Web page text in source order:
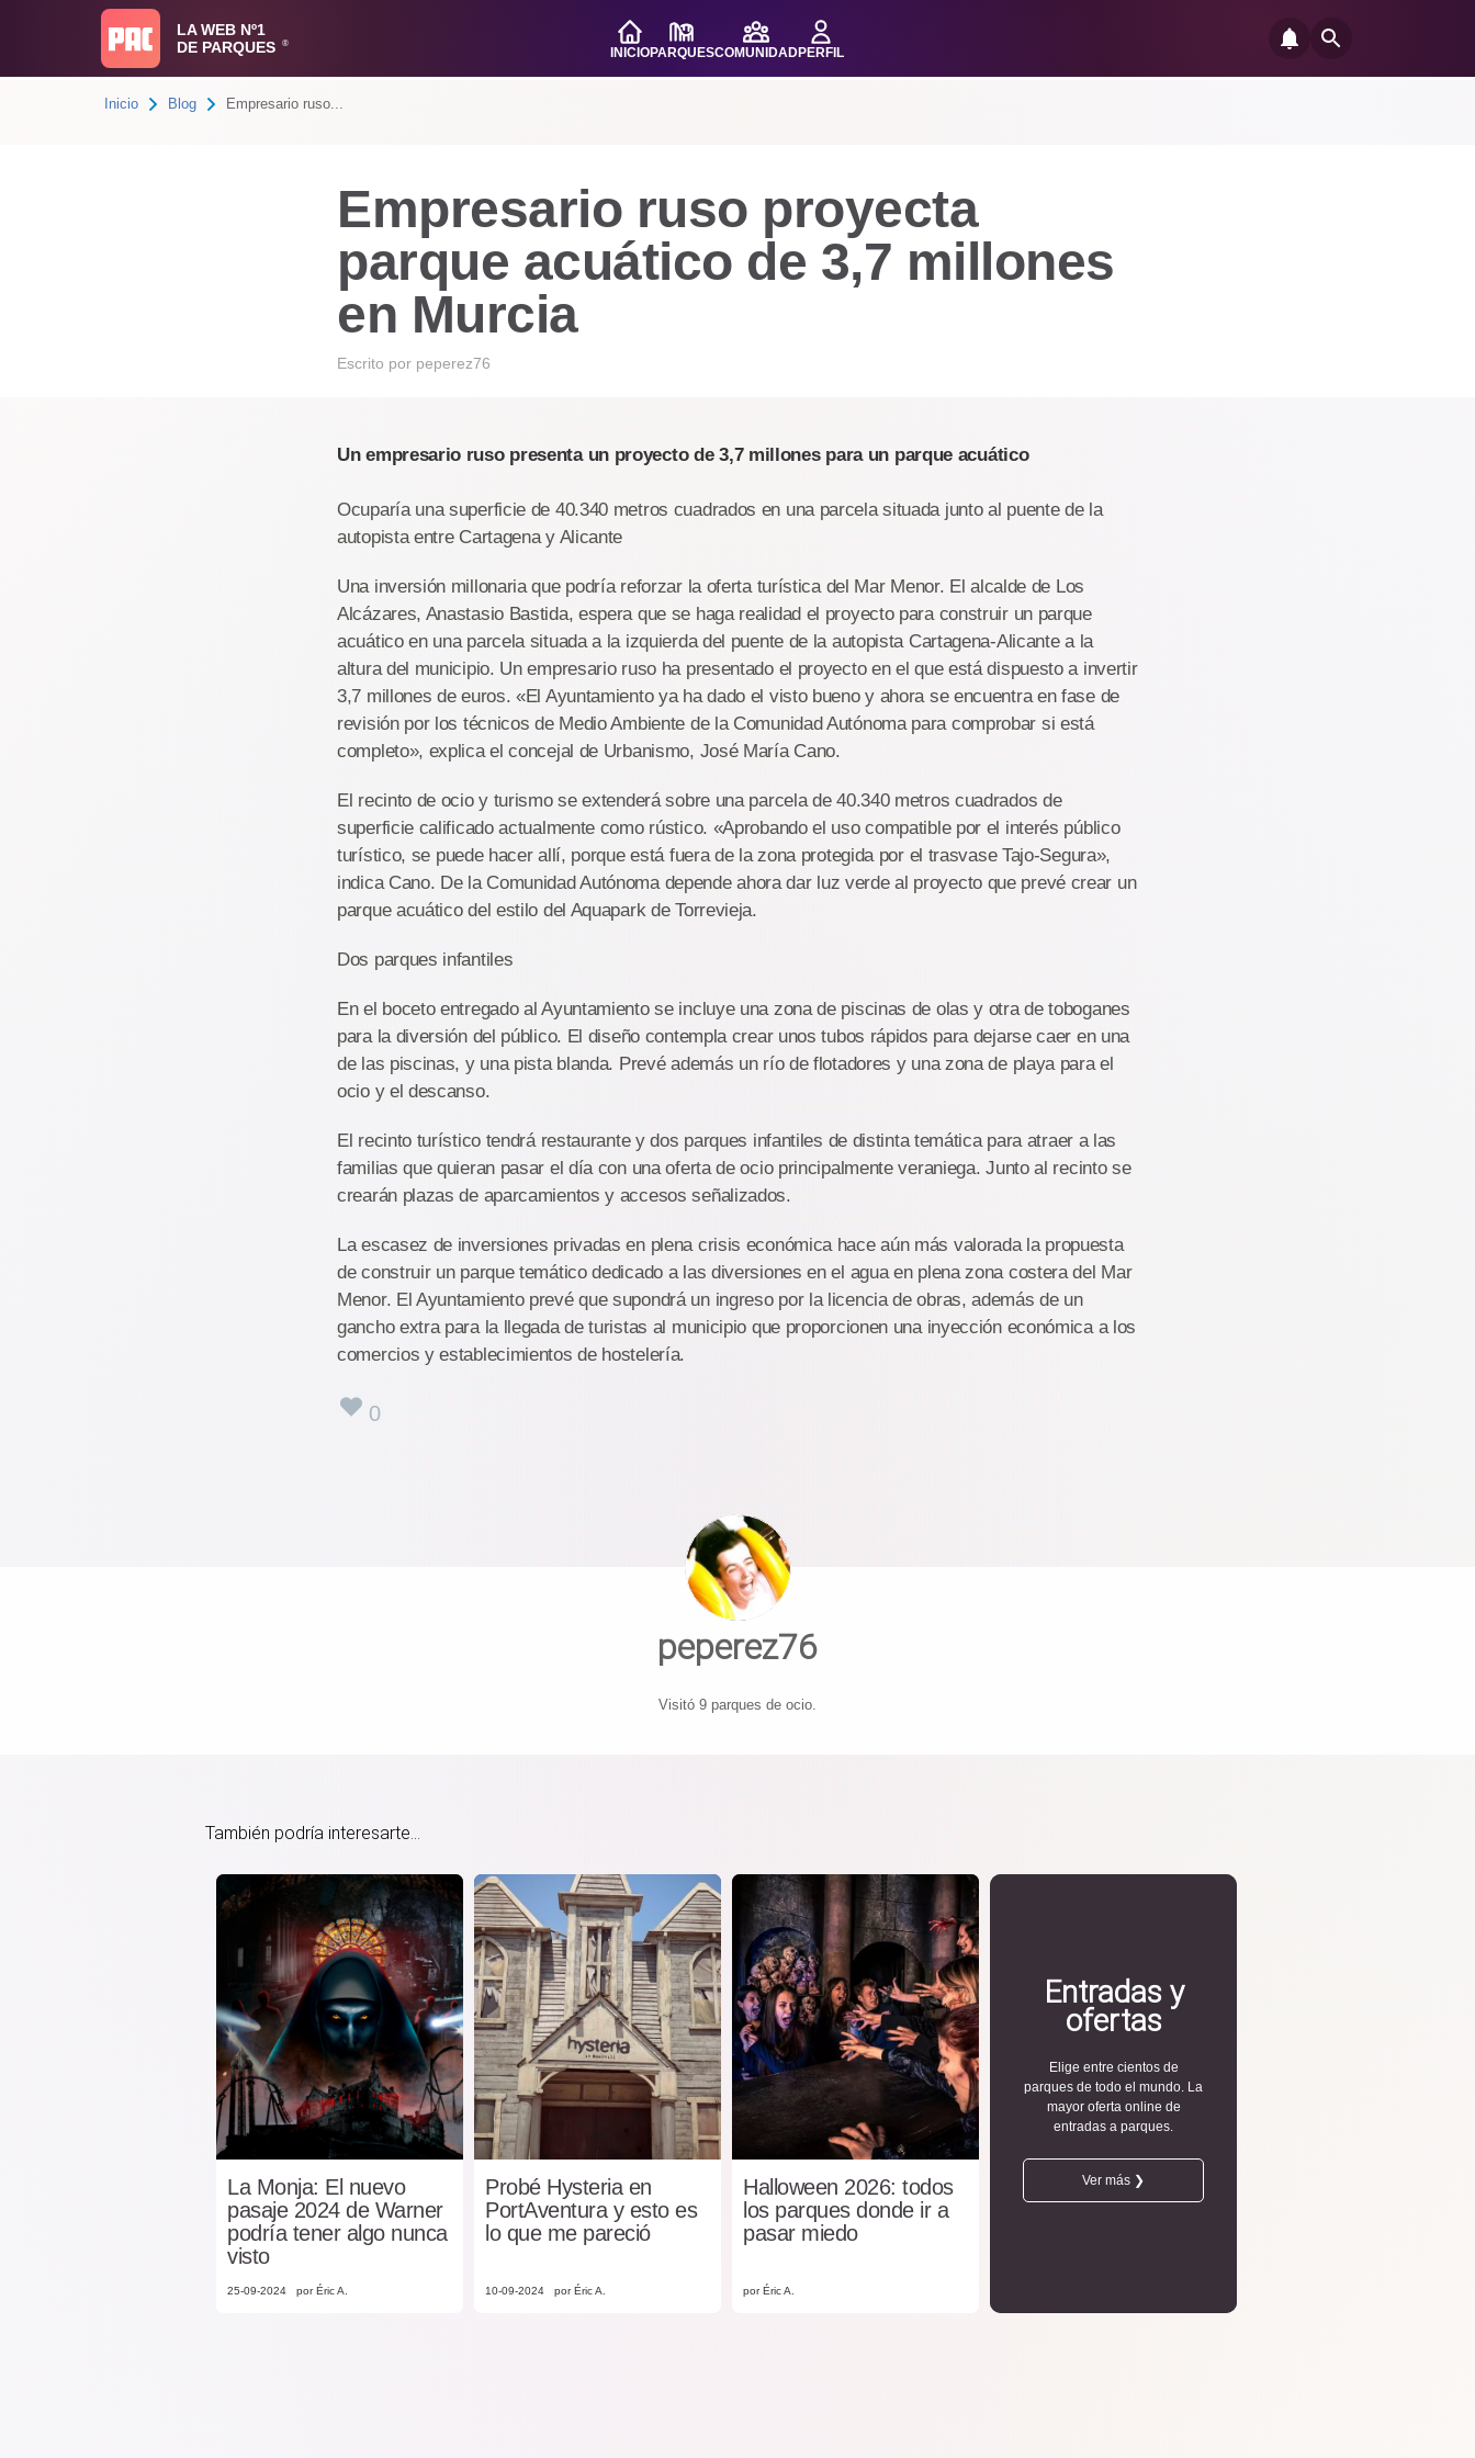
LA WEB Nº1
DE PARQUES
®
INICIOPARQUESCOMUNIDADPERFIL
Inicio Blog Empresario ruso...
Empresario ruso proyecta
parque acuático de 3,7 millones
en Murcia
Escrito por peperez76
Un empresario ruso presenta un proyecto de 3,7 millones para un parque acuático
Ocuparía una superficie de 40.340 metros cuadrados en una parcela situada junto al puente de la
autopista entre Cartagena y Alicante
Una inversión millonaria que podría reforzar la oferta turística del Mar Menor. El alcalde de Los
Alcázares, Anastasio Bastida, espera que se haga realidad el proyecto para construir un parque
acuático en una parcela situada a la izquierda del puente de la autopista Cartagena-Alicante a la
altura del municipio. Un empresario ruso ha presentado el proyecto en el que está dispuesto a invertir
3,7 millones de euros. «El Ayuntamiento ya ha dado el visto bueno y ahora se encuentra en fase de
revisión por los técnicos de Medio Ambiente de la Comunidad Autónoma para comprobar si está
completo», explica el concejal de Urbanismo, José María Cano.
El recinto de ocio y turismo se extenderá sobre una parcela de 40.340 metros cuadrados de
superficie calificado actualmente como rústico. «Aprobando el uso compatible por el interés público
turístico, se puede hacer allí, porque está fuera de la zona protegida por el trasvase Tajo-Segura»,
indica Cano. De la Comunidad Autónoma depende ahora dar luz verde al proyecto que prevé crear un
parque acuático del estilo del Aquapark de Torrevieja.
Dos parques infantiles
En el boceto entregado al Ayuntamiento se incluye una zona de piscinas de olas y otra de toboganes
para la diversión del público. El diseño contempla crear unos tubos rápidos para dejarse caer en una
de las piscinas, y una pista blanda. Prevé además un río de flotadores y una zona de playa para el
ocio y el descanso.
El recinto turístico tendrá restaurante y dos parques infantiles de distinta temática para atraer a las
familias que quieran pasar el día con una oferta de ocio principalmente veraniega. Junto al recinto se
crearán plazas de aparcamientos y accesos señalizados.
La escasez de inversiones privadas en plena crisis económica hace aún más valorada la propuesta
de construir un parque temático dedicado a las diversiones en el agua en plena zona costera del Mar
Menor. El Ayuntamiento prevé que supondrá un ingreso por la licencia de obras, además de un
gancho extra para la llegada de turistas al municipio que proporcionen una inyección económica a los
comercios y establecimientos de hostelería.
0
peperez76
Visitó 9 parques de ocio.
También podría interesarte...
La Monja: El nuevo
pasaje 2024 de Warner
podría tener algo nunca
visto
25-09-2024 por Éric A.
Probé Hysteria en
PortAventura y esto es
lo que me pareció
10-09-2024 por Éric A.
Halloween 2026: todos
los parques donde ir a
pasar miedo
por Éric A.
Entradas y
ofertas
Elige entre cientos de
parques de todo el mundo. La
mayor oferta online de
entradas a parques.
Ver más ❯